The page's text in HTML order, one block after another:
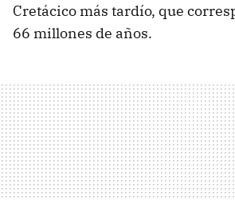
Cretácico más tardío, que
66 millones de años.